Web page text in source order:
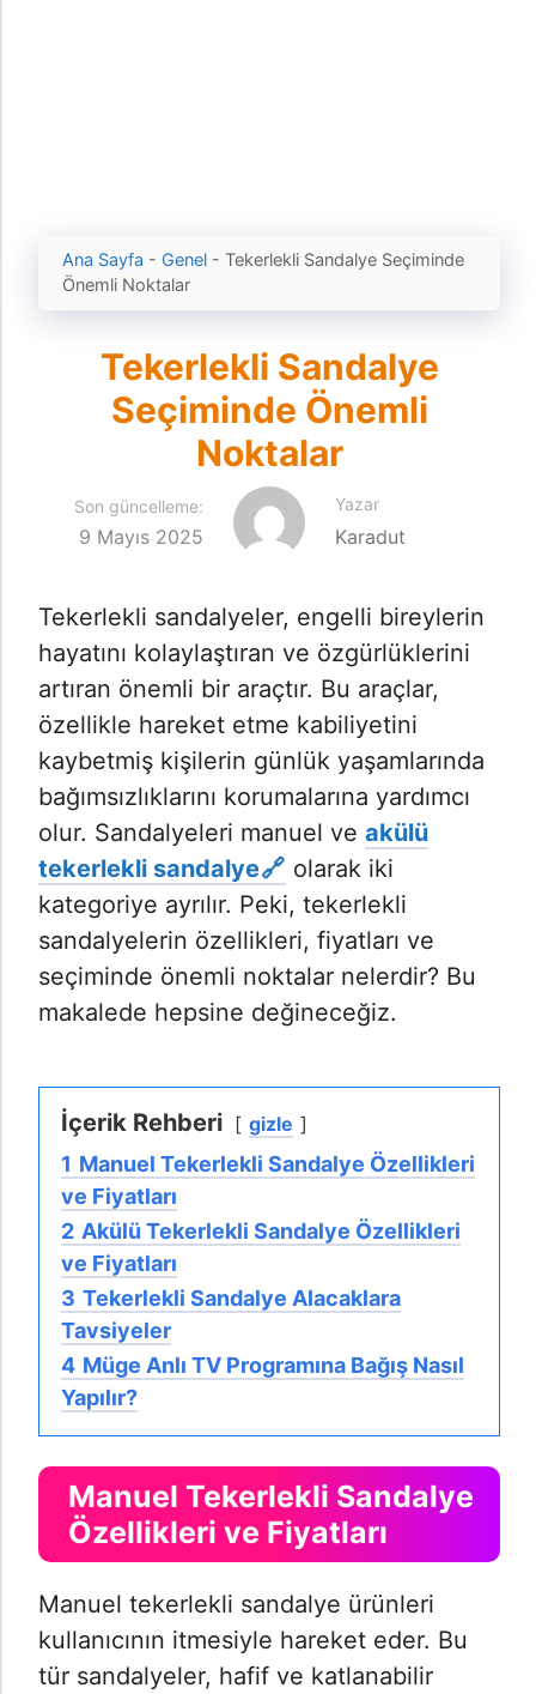
Ana Sayfa - Genel - Tekerlekli Sandalye Seçiminde
Önemli Noktalar
Tekerlekli Sandalye
Seçiminde Önemli
Noktalar
Son güncelleme:
9 Mayıs 2025
Yazar
Karadut
Tekerlekli sandalyeler, engelli bireylerin
hayatını kolaylaştıran ve özgürlüklerini
artıran önemli bir araçtır. Bu araçlar,
özellikle hareket etme kabiliyetini
kaybetmiş kişilerin günlük yaşamlarında
bağımsızlıklarını korumalarına yardımcı
olur. Sandalyeleri manuel ve akülü
tekerlekli sandalye
olarak iki
kategoriye ayrılır. Peki, tekerlekli
sandalyelerin özellikleri, fiyatları ve
seçiminde önemli noktalar nelerdir? Bu
makalede hepsine değineceğiz.
İçerik Rehberi gizle
1 Manuel Tekerlekli Sandalye Özellikleri
ve Fiyatları
2 Akülü Tekerlekli Sandalye Özellikleri
ve Fiyatları
3 Tekerlekli Sandalye Alacaklara
Tavsiyeler
4 Müge Anlı TV Programına Bağış Nasıl
Yapılır?
Manuel Tekerlekli Sandalye
Özellikleri ve Fiyatları
Manuel tekerlekli sandalye ürünleri
kullanıcının itmesiyle hareket eder. Bu
tür sandalyeler, hafif ve katlanabilir